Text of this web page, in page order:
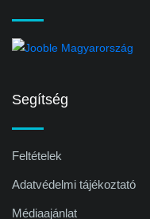
Segítség
Feltételek
Adatvédelmi tájékoztató
Médiaajánlat